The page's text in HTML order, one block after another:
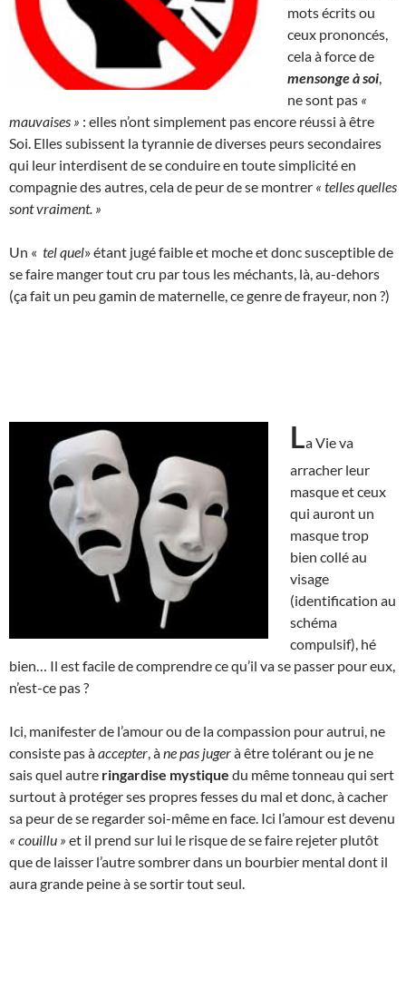
mots écrits ou
ceux prononcés,
cela à force de
mensonge à soi
ne sont pas «
mauvaises » : elles n’ont simplement pas encore réussi à être
Soi. Elles subissent la tyrannie de diverses peurs secondaires
qui leur interdisent de se conduire en toute simplicité en
compagnie des autres, cela de peur de se montrer « telles quelles
sont vraiment. »
Un « tel quel» étant jugé faible et moche et donc susceptible de
se faire manger tout cru par tous les méchants, là, au-dehors
(ça fait un peu gamin de maternelle, ce genre de frayeur, non ?)
La Vie va
arracher leur
masque et ceux
qui auront un
masque trop
bien collé au
visage
(identification au
schéma
compulsif), hé
bien… Il est facile de comprendre ce qu’il va se passer pour eux,
n’est-ce pas ?
Ici, manifester de l’amour ou de la compassion pour autrui, ne
consiste pas àaccepter , àne pas jugerà être tolérant ou je ne
sais quel autre ringardise mystique du même tonneau qui sert
surtout à protéger ses propres fesses du mal et donc, à cacher
sa peur de se regarder soi-même en face. Ici l’amour est devenu
« couillu » et il prend sur lui le risque de se faire rejeter plutôt
que de laisser l’autre sombrer dans un bourbier mental dont il
aura grande peine à se sortir tout seul.